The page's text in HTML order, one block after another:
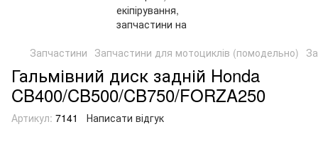
Запчастини Запчастини для мотоциклів (помодельно)
Гальмівний диск задній Honda
CB400/CB500/CB750/FORZA250
Артикул: 7141 Написати відгук